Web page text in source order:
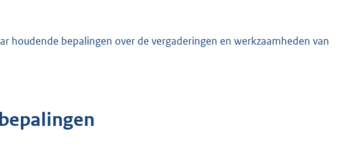
houdende bepalingen over de vergaderingen en werkzaamheden van